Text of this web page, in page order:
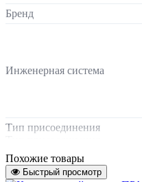
Бренд
Инженерная система
Тип присоединения
Характеризует тип
трубопроводу или
Похожие товары
Быстрый просмотр